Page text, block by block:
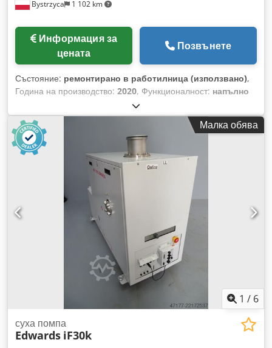
Bystrzyca 1 102 km
Информация за
цената
Позвънете
Състояние: ремонтирано в работилница (използвано),
Година на производство: 2020, Функционалност: напълно
, Продава се въздуходувка Aerzen GM 130L
след регенерация. 12 месеца гаранция. Извършваме
ремонти на въздуходувки. Codpsxzdvcsfx Af EsrfМалка обява
1 / 6
суха помпа
Edwards iF30k